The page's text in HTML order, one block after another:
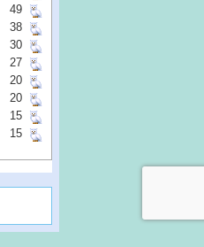
49
38
30
27
20
20
15
15